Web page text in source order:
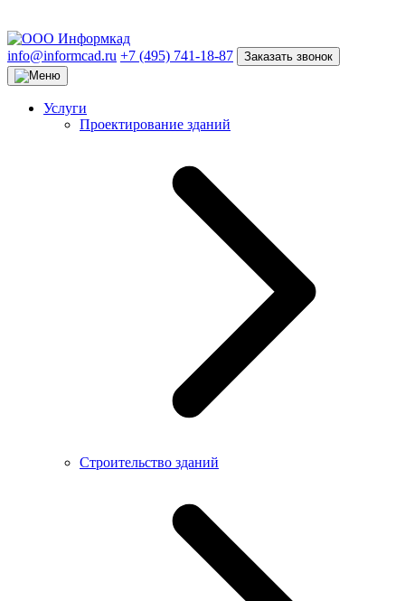
info@informcad.ru +7 (495) 741-18-87 Заказать звонок
Услуги
Проектирование зданий
Строительство зданий